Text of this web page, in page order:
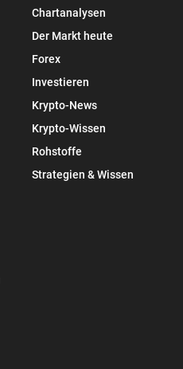
Chartanalysen
Der Markt heute
Forex
Investieren
Krypto-News
Krypto-Wissen
Rohstoffe
Strategien & Wissen